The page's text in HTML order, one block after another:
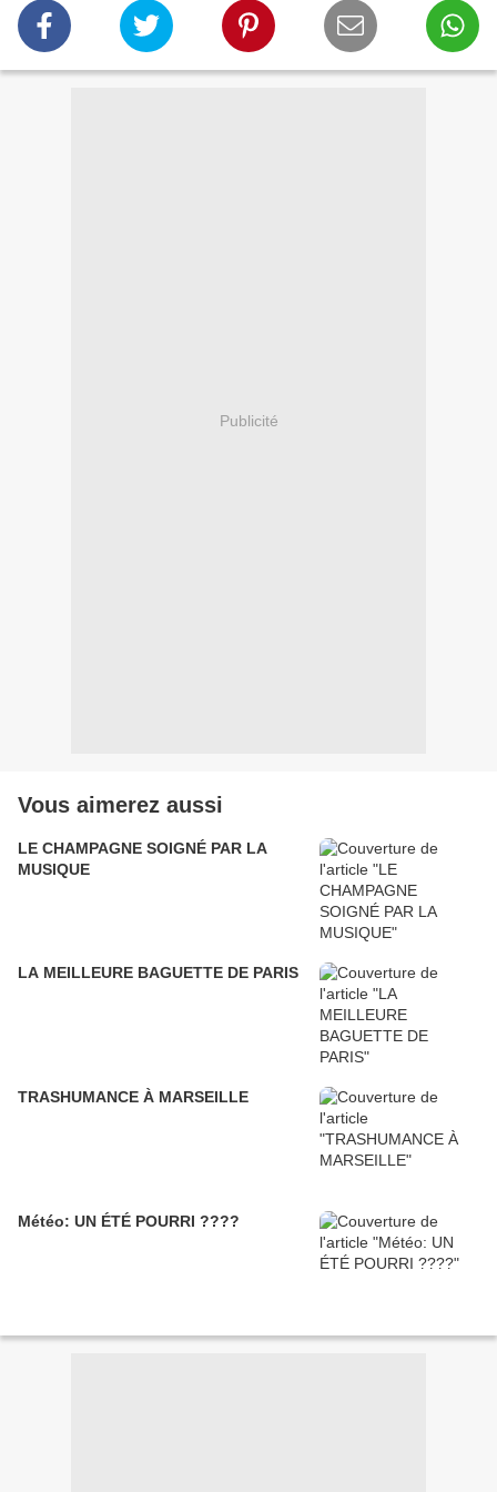
Publicité
Vous aimerez aussi
LE CHAMPAGNE SOIGNÉ PAR LA
MUSIQUE
LA MEILLEURE BAGUETTE DE PARIS
TRASHUMANCE À MARSEILLE
Météo: UN ÉTÉ POURRI ????